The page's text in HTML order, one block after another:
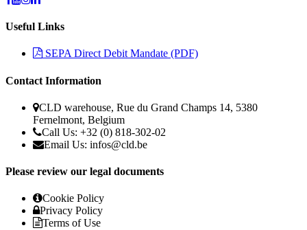
Useful Links
SEPA Direct Debit Mandate (PDF)
Contact Information
CLD warehouse, Rue du Grand Champs 14, 5380
Fernelmont, Belgium
Call Us: +32 (0) 818-302-02
Email Us: infos@cld.be
Please review our legal documents
Cookie Policy
Privacy Policy
Terms of Use